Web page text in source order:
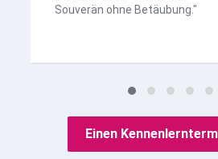
Souverän ohne Betäubung."
Einen